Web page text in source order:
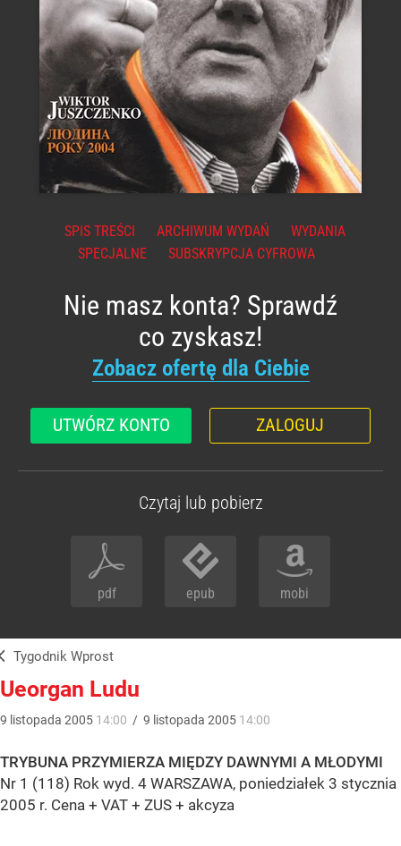
SPIS TREŚCI ARCHIWUM WYDAŃ
WYDANIA
SPECJALNE
SUBSKRYPCJA CYFROWA
Nie masz konta? Sprawdź
co zyskasz!
Zobacz ofertę dla Ciebie
UTWÓRZ KONTO ZALOGUJ
Czytaj lub pobierz
pdf epub mobi
Tygodnik Wprost
Ueorgan Ludu
9 listopada 2005 14:00 / 9 listopada 2005 14:00
TRYBUNA PRZYMIERZA MIĘDZY DAWNYMI A MŁODYMI
Nr 1 (118) Rok wyd. 4 WARSZAWA, poniedziałek 3 stycznia
2005 r. Cena + VAT + ZUS + akcyza